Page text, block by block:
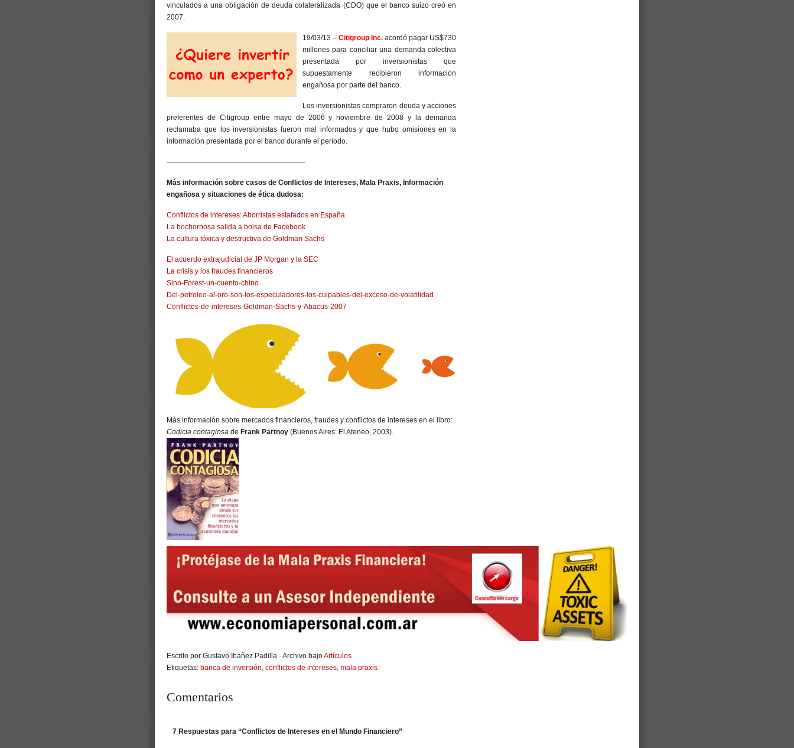
vinculados a una obligación de deuda colateralizada (CDO) que el banco suizo creó en
2007.
19/03/13 – Citigroup Inc. acordó pagar US$730
millones para conciliar una demanda colectiva
presentada por inversionistas que
supuestamente recibieron información
engañosa por parte del banco.
Los inversionistas compraron deuda y acciones
preferentes de Citigroup entre mayo de 2006 y noviembre de 2008 y la demanda
reclamaba que los inversionistas fueron mal informados y que hubo omisiones en la
información presentada por el banco durante el período.
———————————————————–
Más información sobre casos de Conflictos de Intereses, Mala Praxis, Información
engañosa y situaciones de ética dudosa:
Conflictos de intereses: Ahorristas estafados en España
La bochornosa salida a bolsa de Facebook
La cultura tóxica y destructiva de Goldman Sachs
El acuerdo extrajudicial de JP Morgan y la SEC
La crisis y los fraudes financieros
Sino-Forest-un-cuento-chino
Del-petroleo-al-oro-son-los-especuladores-los-culpables-del-exceso-de-volatilidad
Conflictos-de-intereses-Goldman-Sachs-y-Abacus-2007
Más información sobre mercados financieros, fraudes y conflictos de intereses en el libro:
Codicia contagiosa de Frank Partnoy (Buenos Aires: El Ateneo, 2003).
Escrito por Gustavo Ibañez Padilla · Archivo bajoArtículos
Etiquetas: banca de inversión, conflictos de intereses, mala praxis
Comentarios
7 Respuestas para “Conflictos de Intereses en el Mundo Financiero”